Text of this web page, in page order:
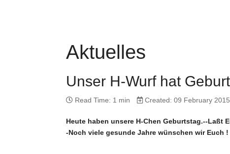
Aktuelles
Unser H-Wurf hat
Read Time: 1 min Created: 09 February 2015
Heute haben unsere H-Chen Geburtstag.--
-Noch viele gesunde Jahre wünschen wir Euch !